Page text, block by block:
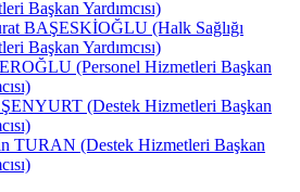
Başkan Yardımcısı)
BAŞESKİOĞLU (Halk Sağlığı
Başkan Yardımcısı)
(Personel Hizmetleri Başkan
(Destek Hizmetleri Başkan
TURAN (Destek Hizmetleri Başkan